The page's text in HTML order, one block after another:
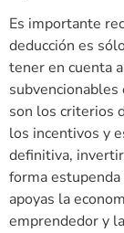
Es importante
deducción es
tener en cuenta
son los criterios
los incentivos y
definitiva,
forma
apoyas la
emprendedor y